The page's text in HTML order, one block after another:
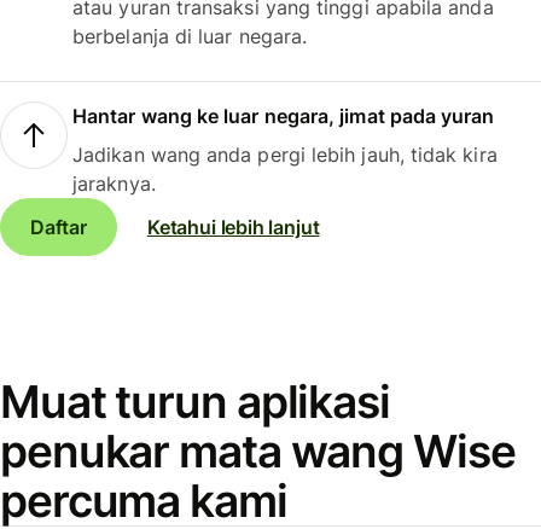
atau yuran transaksi yang tinggi apabila anda
berbelanja di luar negara.
Hantar wang ke luar negara, jimat pada yuran
Jadikan wang anda pergi lebih jauh, tidak kira
jaraknya.
Daftar
Ketahui lebih lanjut
Muat turun aplikasi
penukar mata wang Wise
percuma kami